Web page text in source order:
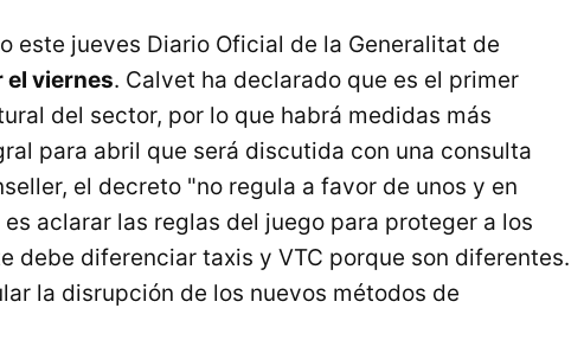
este jueves Diario Oficial de la Generalitat de
el viernes. Calvet ha declarado que es el primer
del sector, por lo que habrá medidas más
para abril que será discutida con una consulta
el decreto "no regula a favor de unos y en
aclarar las reglas del juego para proteger a los
debe diferenciar taxis y VTC porque son diferentes.
la disrupción de los nuevos métodos de